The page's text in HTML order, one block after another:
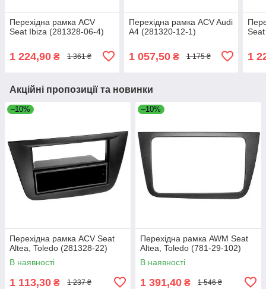
Перехідна рамка ACV
Seat Ibiza (281328-06-4)
1 224,90 ₴ 1 361 ₴
Перехідна рамка ACV Audi
A4 (281320-12-1)
1 057,50₴ 1 175 ₴ 1
Акційні пропозиції та новинки
–10%
Перехідна рамка ACV Seat
Altea, Toledo (281328-22)
В наявності
1 113,30 ₴ 1 237 ₴
–10%
Перехідна рамка AWM Seat
Altea, Toledo (781-29-102)
В наявності
1 391,40 ₴ 1 546 ₴